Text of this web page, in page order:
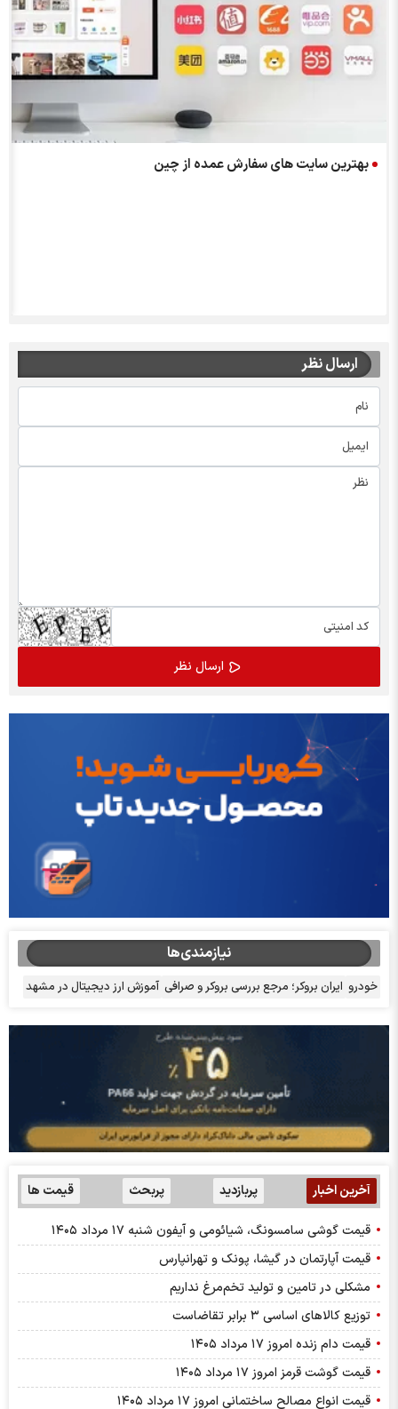
بهترین سایت های سفارش عمده از چین
ارسال نظر
نیازمندی‌ها
خودرو ایران بروکر؛ مرجع بررسی بروکر و صرافی آموزش ارز دیجیتال در مشهد
آخرین اخبار پربازدید پربحث قیمت ها
قیمت گوشی سامسونگ، شیائومی و آیفون شنبه ۱۷ مرداد ۱۴۰۵
قیمت آپارتمان در گیشا، پونک و تهرانپارس
مشکلی در تامین و تولید تخم‌مرغ نداریم
توزیع کالاهای اساسی ۳ برابر تقاضاست
قیمت دام زنده امروز ۱۷ مرداد ۱۴۰۵
قیمت گوشت قرمز امروز ۱۷ مرداد ۱۴۰۵
قیمت انواع مصالح ساختمانی امروز ۱۷ مرداد ۱۴۰۵